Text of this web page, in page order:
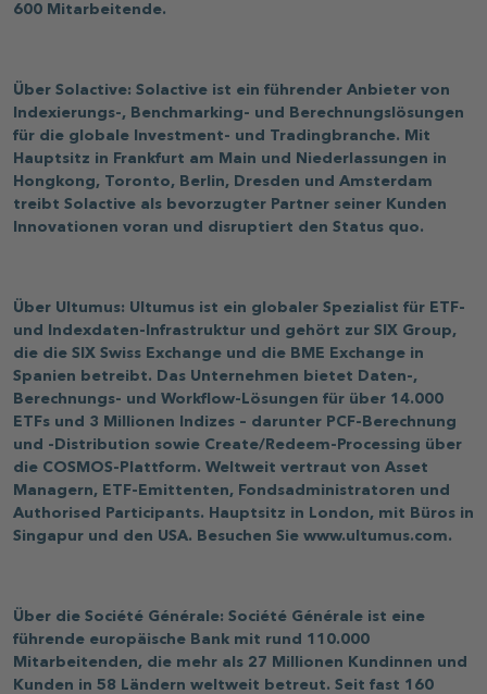
600 Mitarbeitende.
Über Solactive: Solactive ist ein führender Anbieter von
Indexierungs-, Benchmarking- und Berechnungslösungen
für die globale Investment- und Tradingbranche. Mit
Hauptsitz in Frankfurt am Main und Niederlassungen in
Hongkong, Toronto, Berlin, Dresden und Amsterdam
treibt Solactive als bevorzugter Partner seiner Kunden
Innovationen voran und disruptiert den Status quo.
Über Ultumus: Ultumus ist ein globaler Spezialist für ETF-
und Indexdaten-Infrastruktur und gehört zur SIX Group,
die die SIX Swiss Exchange und die BME Exchange in
Spanien betreibt. Das Unternehmen bietet Daten-,
Berechnungs- und Workflow-Lösungen für über 14.000
ETFs und 3 Millionen Indizes – darunter PCF-Berechnung
und -Distribution sowie Create/Redeem-Processing über
die COSMOS-Plattform. Weltweit vertraut von Asset
Managern, ETF-Emittenten, Fondsadministratoren und
Authorised Participants. Hauptsitz in London, mit Büros in
Singapur und den USA. Besuchen Sie www.ultumus.com.
Über die Société Générale: Société Générale ist eine
führende europäische Bank mit rund 110.000
Mitarbeitenden, die mehr als 27 Millionen Kundinnen und
Kunden in 58 Ländern weltweit betreut. Seit fast 160